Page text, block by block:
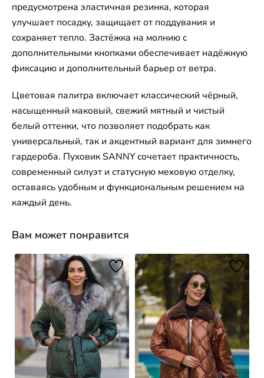
предусмотрена эластичная резинка, которая
улучшает посадку, защищает от поддувания и
сохраняет тепло. Застёжка на молнию с
дополнительными кнопками обеспечивает надёжную
фиксацию и дополнительный барьер от ветра.
Цветовая палитра включает классический чёрный,
насыщенный маковый, свежий мятный и чистый
белый оттенки, что позволяет подобрать как
универсальный, так и акцентный вариант для зимнего
гардероба. Пуховик SANNY сочетает практичность,
современный силуэт и статусную меховую отделку,
оставаясь удобным и функциональным решением на
каждый день.
Вам может понравится